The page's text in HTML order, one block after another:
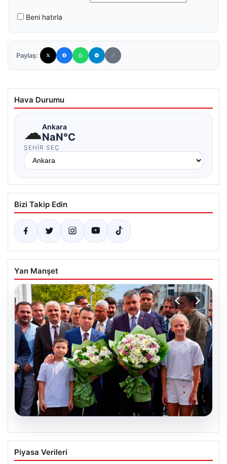
Beni hatırla
Paylaş:
Hava Durumu
☁Ankara
NaN°C
ŞEHIR SEÇ
Bizi Takip Edin
Yan Manşet
Adalet Bakanı Akın Gürlek ve İçişleri
Bakanı Mustafa Çiftçi İstanbul’da
Piyasa Verileri